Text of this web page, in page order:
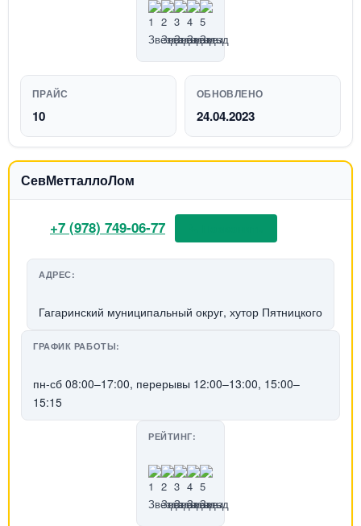
ПРАЙС
10
ОБНОВЛЕНО
24.04.2023
СевМетталлоЛом
+7 (978) 749-06-77
АДРЕС:
Гагаринский муниципальный округ, хутор Пятницкого
ГРАФИК РАБОТЫ:
пн-сб 08:00–17:00, перерывы 12:00–13:00, 15:00–
15:15
РЕЙТИНГ: